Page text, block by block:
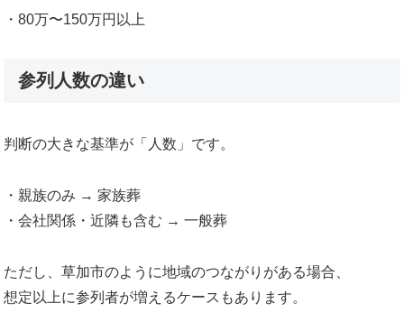
・80万〜150万円以上
参列人数の違い
判断の大きな基準が「人数」です。
・親族のみ → 家族葬
・会社関係・近隣も含む → 一般葬
ただし、草加市のように地域のつながりがある場合、
想定以上に参列者が増えるケースもあります。